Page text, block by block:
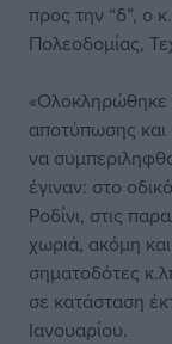
προς την “δ”, ο
Πολεοδομίας,
«Ολοκληρώθηκε
αποτύπωσης
να
έγιναν: στο
Ροδίνι, στις
χωριά, ακόμη
σηματοδότες
σε κατάσταση
Ιανουαρίου.